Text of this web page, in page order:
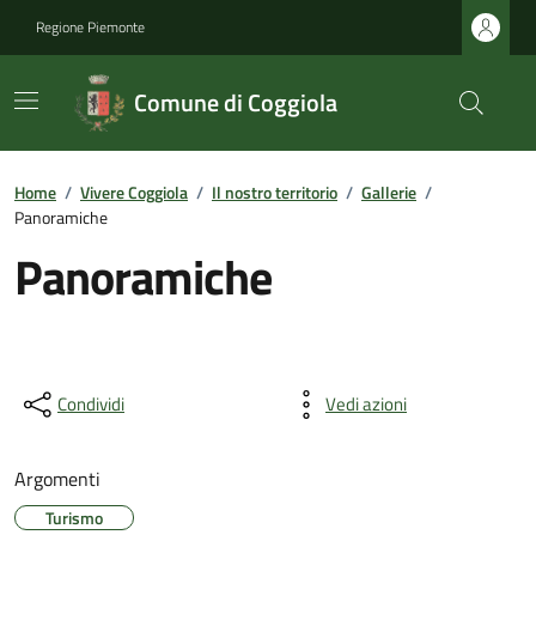
Regione Piemonte
Comune di Coggiola
Home / Vivere Coggiola / Il nostro territorio / Gallerie /
Panoramiche
Panoramiche
Condividi Vedi azioni
Argomenti
Turismo